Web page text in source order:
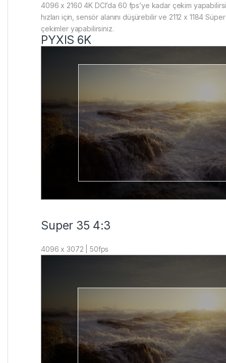
4096 x 2160 4K DCI’da 60 fps’ye kadar çekim
hızları için, sensör alanını düşürebilir ve 2112 x 1184
çekimler yapabilirsiniz.
PYXIS 6K
Super 35 4:3
4096 x 3072 | 50fps